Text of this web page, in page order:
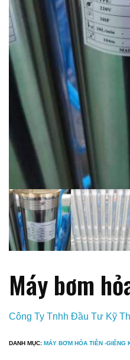
Máy bơm
Công Ty Tnhh Đầu Tư Kỹ
DANH MỤC: MÁY BƠM HỎA TIỄN -GIẾNG